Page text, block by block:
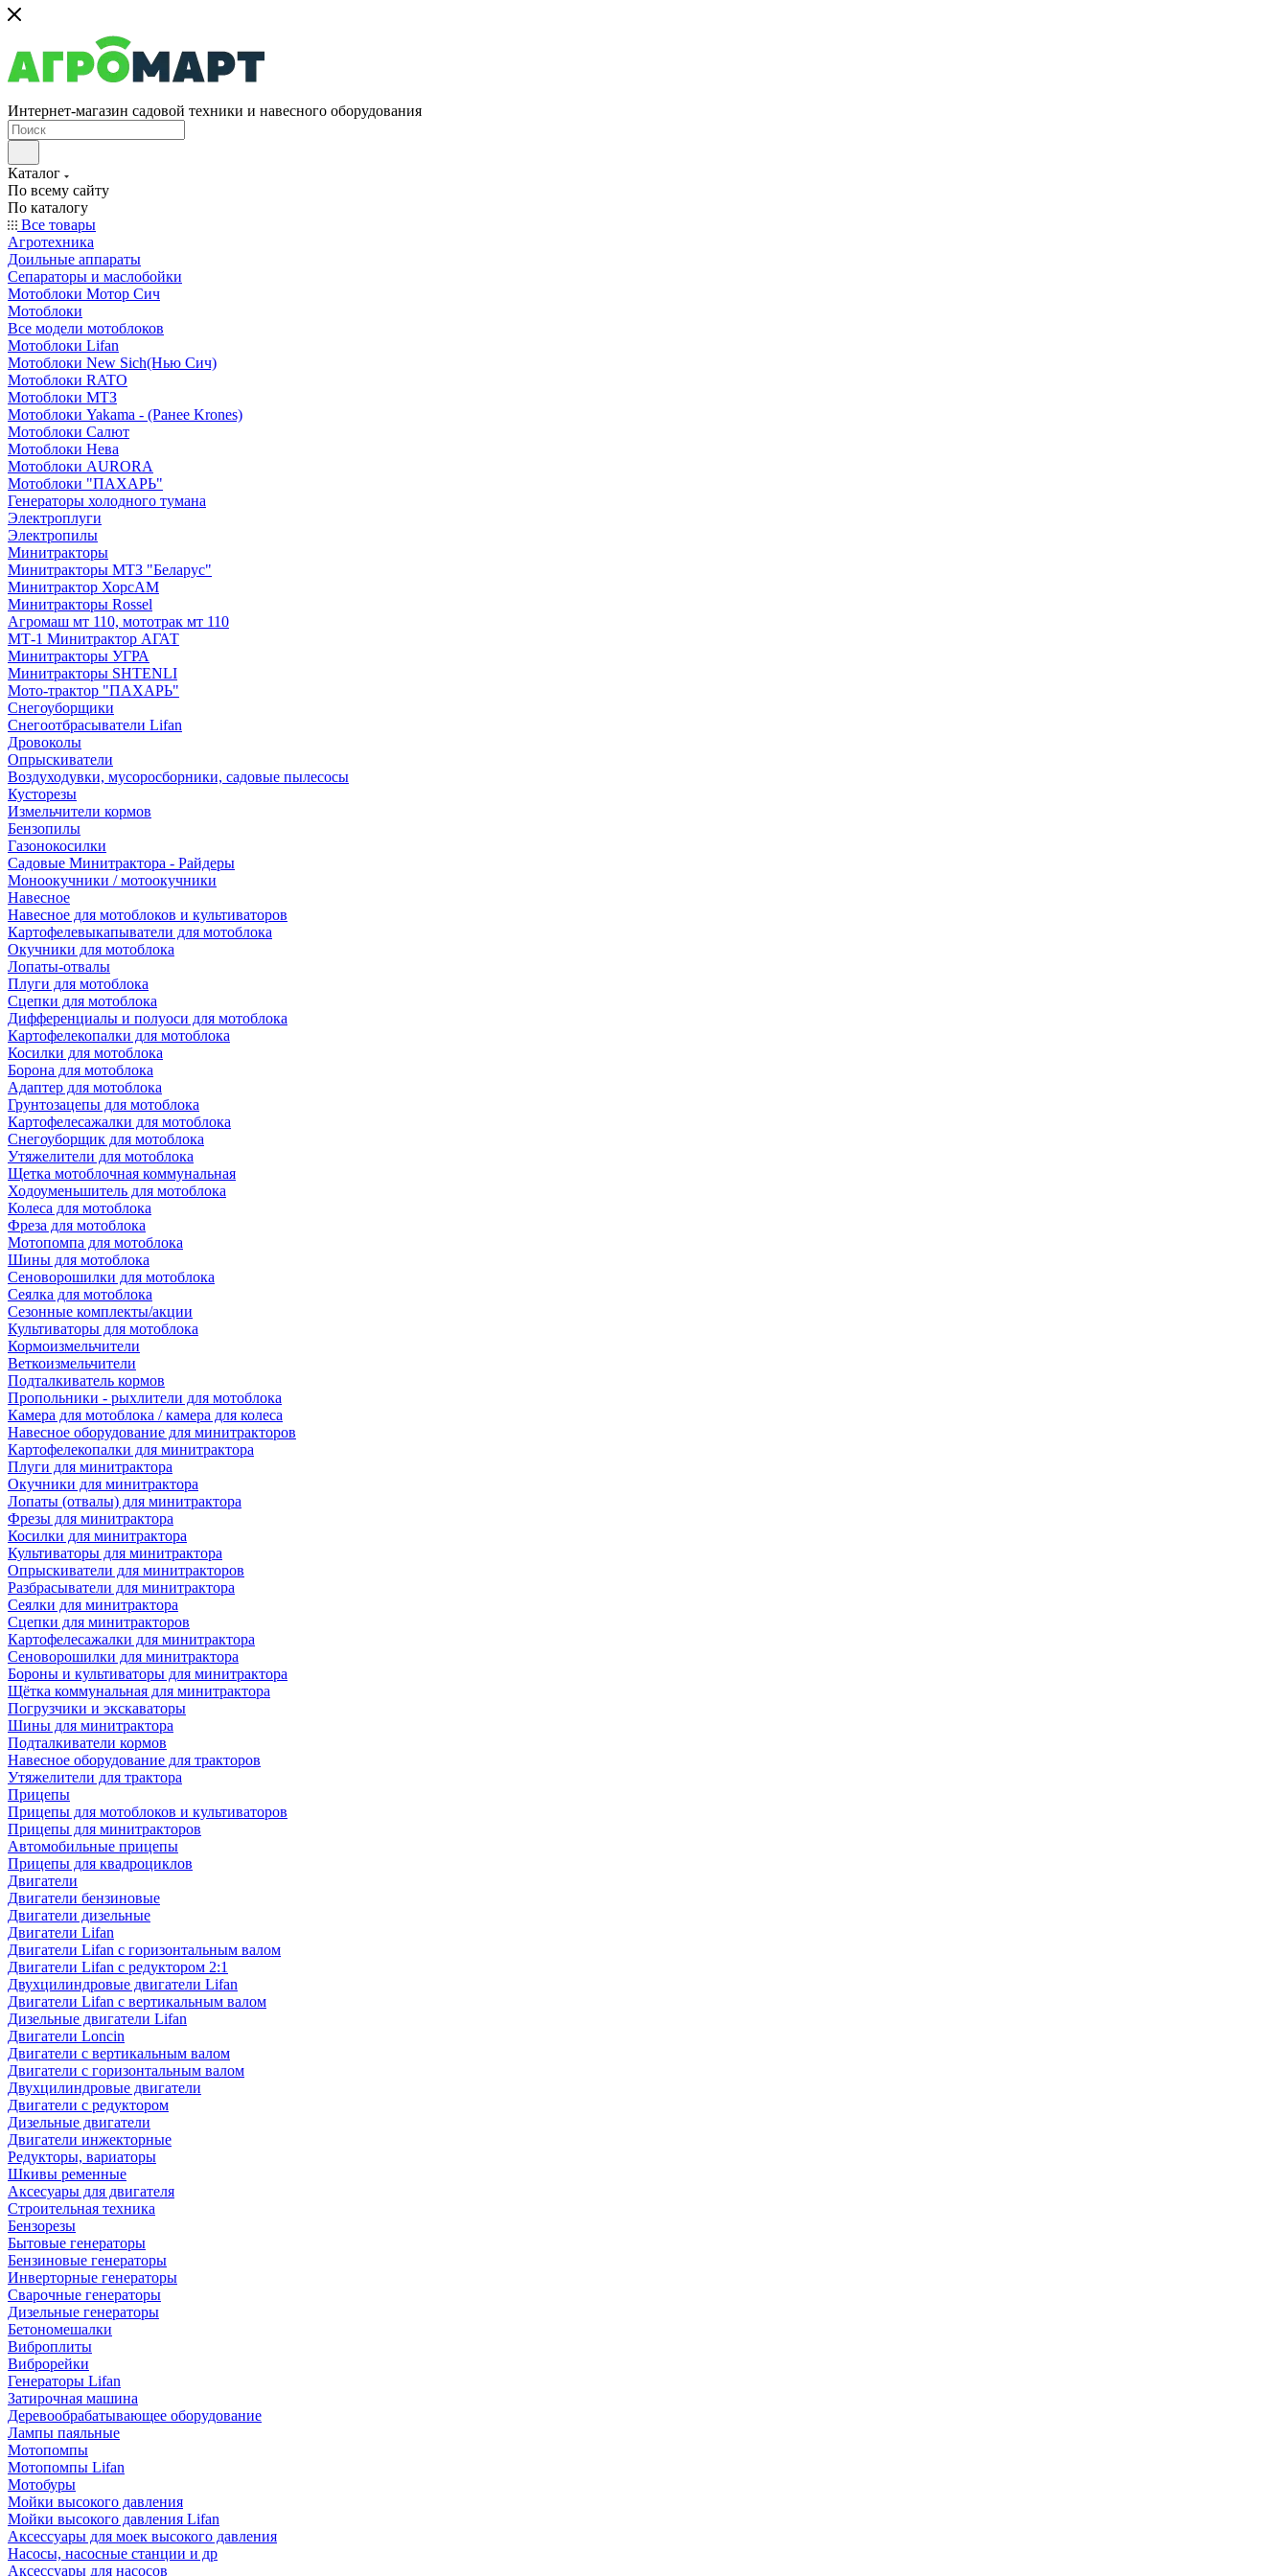
Интернет-магазин садовой техники и навесного оборудования
Каталог
По всему сайту
По каталогу
Все товары
Агротехника
Доильные аппараты
Сепараторы и маслобойки
Мотоблоки Мотор Сич
Мотоблоки
Все модели мотоблоков
Мотоблоки Lifan
Мотоблоки New Sich(Нью Сич)
Мотоблоки RATO
Мотоблоки МТЗ
Мотоблоки Yakama - (Ранее Krones)
Мотоблоки Салют
Мотоблоки Нева
Мотоблоки AURORA
Мотоблоки "ПАХАРЬ"
Генераторы холодного тумана
Электроплуги
Электропилы
Минитракторы
Минитракторы МТЗ "Беларус"
Минитрактор ХорсАМ
Минитракторы Rossel
Агромаш мт 110, мототрак мт 110
МТ-1 Минитрактор АГАТ
Минитракторы УГРА
Минитракторы SHTENLI
Мото-трактор "ПАХАРЬ"
Снегоуборщики
Снегоотбрасыватели Lifan
Дровоколы
Опрыскиватели
Воздуходувки, мусоросборники, cадовые пылесосы
Кусторезы
Измельчители кормов
Бензопилы
Газонокосилки
Садовые Минитрактора - Райдеры
Моноокучники / мотоокучники
Навесное
Навесное для мотоблоков и культиваторов
Картофелевыкапыватели для мотоблока
Окучники для мотоблока
Лопаты-отвалы
Плуги для мотоблока
Сцепки для мотоблока
Дифференциалы и полуоси для мотоблока
Картофелекопалки для мотоблока
Косилки для мотоблока
Борона для мотоблока
Адаптер для мотоблока
Грунтозацепы для мотоблока
Картофелесажалки для мотоблока
Снегоуборщик для мотоблока
Утяжелители для мотоблока
Щетка мотоблочная коммунальная
Ходоуменьшитель для мотоблока
Колеса для мотоблока
Фреза для мотоблока
Мотопомпа для мотоблока
Шины для мотоблока
Сеноворошилки для мотоблока
Сеялка для мотоблока
Сезонные комплекты/акции
Культиваторы для мотоблока
Кормоизмельчители
Веткоизмельчители
Подталкиватель кормов
Пропольники - рыхлители для мотоблока
Камера для мотоблока / камера для колеса
Навесное оборудование для минитракторов
Картофелекопалки для минитрактора
Плуги для минитрактора
Окучники для минитрактора
Лопаты (отвалы) для минитрактора
Фрезы для минитрактора
Косилки для минитрактора
Культиваторы для минитрактора
Опрыскиватели для минитракторов
Разбрасыватели для минитрактора
Сеялки для минитрактора
Сцепки для минитракторов
Картофелесажалки для минитрактора
Сеноворошилки для минитрактора
Бороны и культиваторы для минитрактора
Щётка коммунальная для минитрактора
Погрузчики и экскаваторы
Шины для минитрактора
Подталкиватели кормов
Навесное оборудование для тракторов
Утяжелители для трактора
Прицепы
Прицепы для мотоблоков и культиваторов
Прицепы для минитракторов
Автомобильные прицепы
Прицепы для квадроциклов
Двигатели
Двигатели бензиновые
Двигатели дизельные
Двигатели Lifan
Двигатели Lifan с горизонтальным валом
Двигатели Lifan с редуктором 2:1
Двухцилиндровые двигатели Lifan
Двигатели Lifan с вертикальным валом
Дизельные двигатели Lifan
Двигатели Loncin
Двигатели с вертикальным валом
Двигатели с горизонтальным валом
Двухцилиндровые двигатели
Двигатели с редуктором
Дизельные двигатели
Двигатели инжекторные
Редукторы, вариаторы
Шкивы ременные
Аксесуары для двигателя
Строительная техника
Бензорезы
Бытовые генераторы
Бензиновые генераторы
Инверторные генераторы
Сварочные генераторы
Дизельные генераторы
Бетономешалки
Виброплиты
Виброрейки
Генераторы Lifan
Затирочная машина
Деревообрабатывающее оборудование
Лампы паяльные
Мотопомпы
Мотопомпы Lifan
Мотобуры
Мойки высокого давления
Мойки высокого давления Lifan
Аксессуары для моек высокого давления
Насосы, насосные станции и др
Аксессуары для насосов